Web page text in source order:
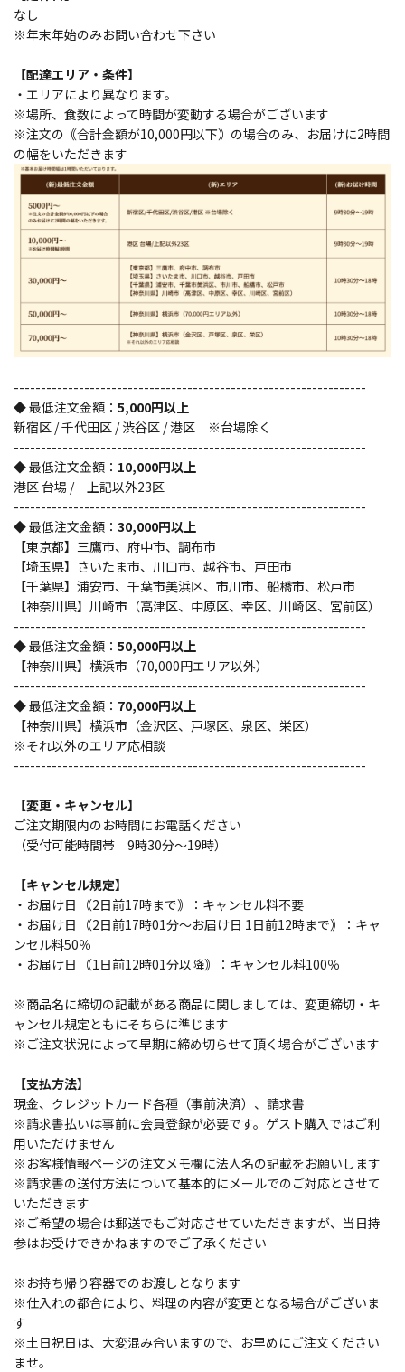
なし
※年末年始のみお問い合わせ下さい
【配達エリア・条件】
・エリアにより異なります。
※場所、食数によって時間が変動する場合がございます
※注文の｟合計金額が10,000円以下｠の場合のみ、お届けに2時間
の幅をいただきます
-----------------------------------------------------------------
◆ 最低注文金額： 5,000円以上
新宿区 / 千代田区 / 渋谷区 / 港区 ※台場除く
-----------------------------------------------------------------
◆ 最低注文金額： 10,000円以上
港区 台場 / 上記以外23区
-----------------------------------------------------------------
◆ 最低注文金額： 30,000円以上
【東京都】三鷹市、府中市、調布市
【埼玉県】さいたま市、川口市、越谷市、戸田市
【千葉県】浦安市、千葉市美浜区、市川市、船橋市、松戸市
【神奈川県】川崎市（高津区、中原区、幸区、川崎区、宮前区）
-----------------------------------------------------------------
◆ 最低注文金額： 50,000円以上
【神奈川県】横浜市（70,000円エリア以外）
-----------------------------------------------------------------
◆ 最低注文金額： 70,000円以上
【神奈川県】横浜市（金沢区、戸塚区、泉区、栄区）
※それ以外のエリア応相談
-----------------------------------------------------------------
【変更・キャンセル】
ご注文期限内のお時間にお電話ください
（受付可能時間帯 9時30分～19時）
【キャンセル規定】
・お届け日 ｟2日前17時まで｠：キャンセル料不要
・お届け日 ｟2日前17時01分～お届け日 1日前12時まで｠：キャ
ンセル料50％
・お届け日 ｟1日前12時01分以降｠：キャンセル料100％
※商品名に締切の記載がある商品に関しましては、変更締切・キ
ャンセル規定ともにそちらに準じます
※ご注文状況によって早期に締め切らせて頂く場合がございます
【支払方法】
現金、クレジットカード各種（事前決済）、請求書
※請求書払いは事前に会員登録が必要です。ゲスト購入ではご利
用いただけません
※お客様情報ページの注文メモ欄に法人名の記載をお願いします
※請求書の送付方法について基本的にメールでのご対応とさせて
いただきます
※ご希望の場合は郵送でもご対応させていただきますが、当日持
参はお受けできかねますのでご了承ください
※お持ち帰り容器でのお渡しとなります
※仕入れの都合により、料理の内容が変更となる場合がございま
す
※土日祝日は、大変混み合いますので、お早めにご注文ください
ませ。